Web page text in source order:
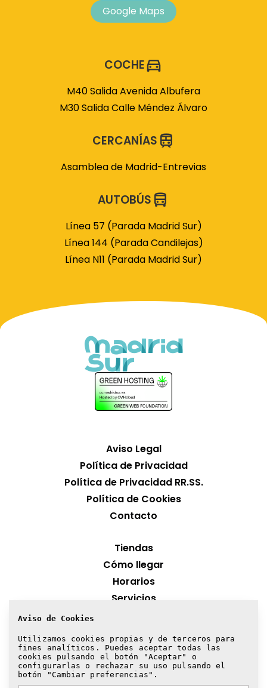
Google Maps
COCHE
M40 Salida Avenida Albufera
M30 Salida Calle Méndez Álvaro
CERCANÍAS
Asamblea de Madrid-Entrevias
AUTOBÚS
Línea 57 (Parada Madrid Sur)
Línea 144 (Parada Candilejas)
Línea N11 (Parada Madrid Sur)
Aviso Legal
Política de Privacidad
Política de Privacidad RR.SS.
Política de Cookies
Contacto
Tiendas
Cómo llegar
Horarios
Servicios
Suscribirme
Aviso de Cookies
Utilizamos cookies propias y de terceros para
fines analíticos. Puedes aceptar todas las
cookies pulsando el botón "Aceptar" o
configurarlas o rechazar su uso pulsando el
botón "Cambiar preferencias".